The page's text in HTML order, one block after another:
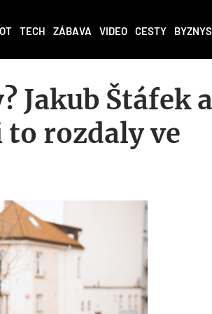
TECH ZÁBAVA VIDEO CESTY BYZNYS
Jakub Štáfek a
to rozdaly ve